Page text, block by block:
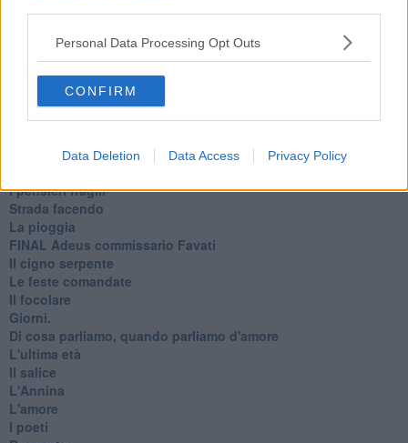
Personal Data Processing Opt Outs
CONFIRM
Data Deletion Data Access Privacy Policy
Primavera
Elogio dell'ombra
Pensieri
Mono logo
Settembre
​Scilla & Cariddi, un sogno di mezza estate
I pensieri fragili
Strada facendo
La pioggia
FINAL Adeus commissario Favati
Il cigno serpente
Le feste comandate
Il focolare
Giorni.
Di cosa parliamo, quando parliamo d'amore
L'ultima età
Il salice
L'Annina
L'amore
I poeti